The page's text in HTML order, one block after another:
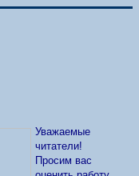
Уважаемые
читатели!
Просим вас